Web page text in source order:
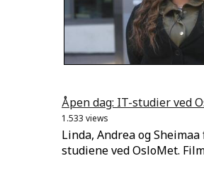
Åpen dag: IT-studier ved
1.533 views
Linda, Andrea og
studiene ved OsloMet.